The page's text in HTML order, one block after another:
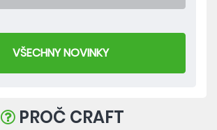
VŠECHNY NOVINKY
PROČ CRAFT